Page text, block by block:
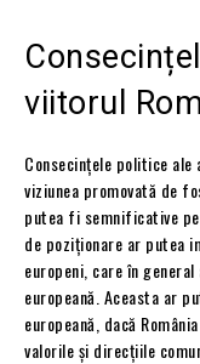
viitorul
Consecințele politice
viziunea promovată de
putea fi semnificative
de poziționare ar putea
europeni, care în
europeană. Aceasta ar
europeană, dacă
valorile și direcțiile